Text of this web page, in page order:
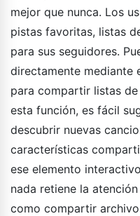
mejor que nunca. Los
pistas favoritas, listas
para sus seguidores.
directamente mediante
para compartir listas
esta función, es fácil
descubrir nuevas
características
ese elemento
nada retiene la
como compartir